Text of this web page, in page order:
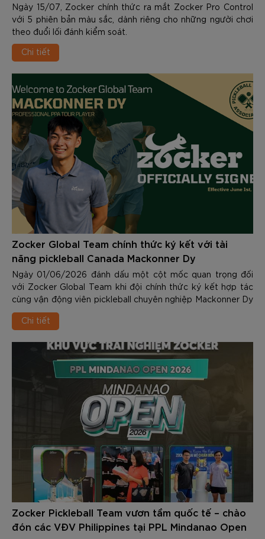
Ngày 15/07, Zocker chính thức ra mắt Zocker Pro Control
với 5 phiên bản màu sắc, dành riêng cho những người chơi
theo đuổi lối đánh kiểm soát.
Chi tiết
Zocker Global Team chính thức ký kết với tài
năng pickleball Canada Mackonner Dy
Ngày 01/06/2026 đánh dấu một cột mốc quan trọng đối
với Zocker Global Team khi đội chính thức ký kết hợp tác
cùng vận động viên pickleball chuyên nghiệp Mackonner Dy
- một trong những tài năng trẻ nổi bật nhất của làng
pickleball quốc tế hiện nay.
Chi tiết
Zocker Pickleball Team vươn tầm quốc tế – chào
đón các VĐV Philippines tại PPL Mindanao Open